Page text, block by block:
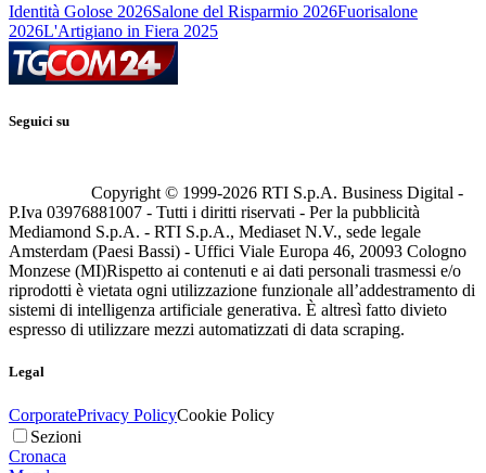
Identità Golose 2026Salone del Risparmio 2026Fuorisalone
2026L'Artigiano in Fiera 2025
Seguici su
Copyright © 1999-2026 RTI S.p.A. Business Digital -
P.Iva 03976881007 - Tutti i diritti riservati - Per la pubblicità
Mediamond S.p.A. - RTI S.p.A., Mediaset N.V., sede legale
Amsterdam (Paesi Bassi) - Uffici Viale Europa 46, 20093 Cologno
Monzese (MI)Rispetto ai contenuti e ai dati personali trasmessi e/o
riprodotti è vietata ogni utilizzazione funzionale all’addestramento di
sistemi di intelligenza artificiale generativa. È altresì fatto divieto
espresso di utilizzare mezzi automatizzati di data scraping.
Legal
CorporatePrivacy PolicyCookie Policy
Sezioni
Cronaca